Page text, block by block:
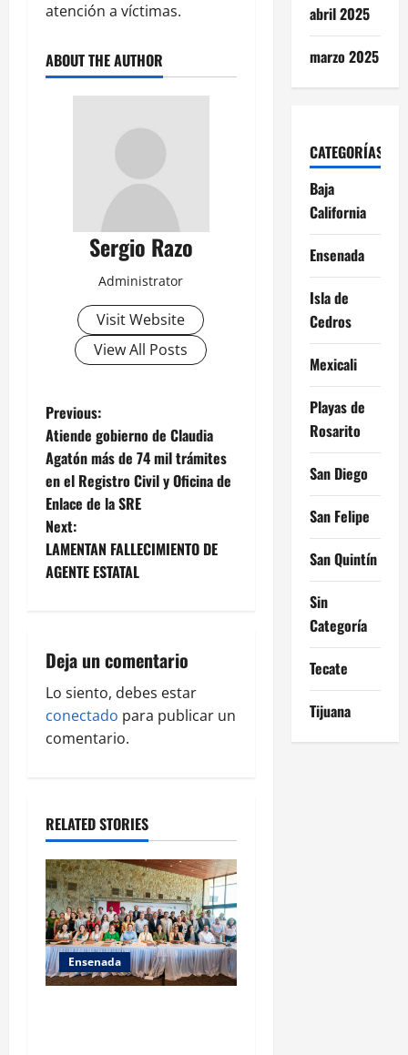
atención a víctimas.
ABOUT THE AUTHOR
Sergio Razo
Administrator
Visit Website
View All Posts
P
o
s
t
n
v
i
g
i
o
n
Previous:
Atiende gobierno de Claudia
Agatón más de 74 mil trámites
en el Registro Civil y Oficina de
Enlace de la SRE
Next:
LAMENTAN FALLECIMIENTO DE
AGENTE ESTATAL
Deja un comentario
Lo siento, debes estar
conectado para publicar un
comentario.
RELATED STORIES
Ensenada
abril 2025
marzo 2025
CATEGORÍAS
Baja
California
Ensenada
Isla de
Cedros
Mexicali
Playas de
Rosarito
San Diego
San Felipe
San Quintín
Sin
Categoría
Tecate
Tijuana